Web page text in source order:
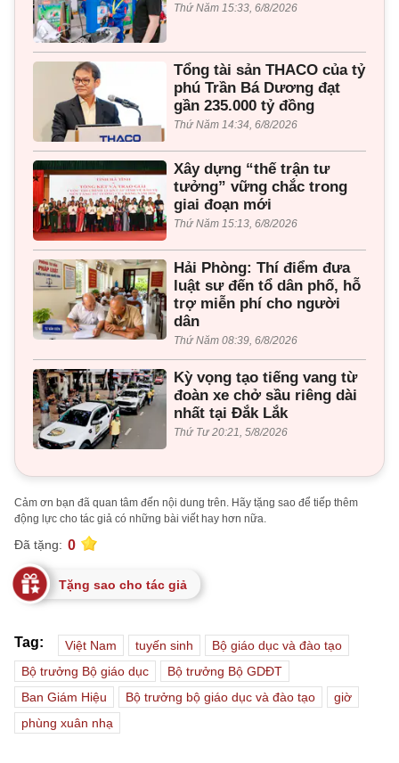
Thứ Năm 15:33, 6/8/2026
Tổng tài sản THACO của tỷ
phú Trần Bá Dương đạt
gần 235.000 tỷ đồng
Thứ Năm 14:34, 6/8/2026
Xây dựng “thế trận tư
tưởng” vững chắc trong
giai đoạn mới
Thứ Năm 15:13, 6/8/2026
Hải Phòng: Thí điểm đưa
luật sư đến tổ dân phố, hỗ
trợ miễn phí cho người
dân
Thứ Năm 08:39, 6/8/2026
Kỳ vọng tạo tiếng vang từ
đoàn xe chở sầu riêng dài
nhất tại Đắk Lắk
Thứ Tư 20:21, 5/8/2026
Cảm ơn bạn đã quan tâm đến nội dung trên. Hãy tặng sao để tiếp thêm
động lực cho tác giả có những bài viết hay hơn nữa.
Đã tặng: 0
Tặng sao cho tác giả
Tag: Việt Nam tuyến sinh
Bộ giáo dục và đào tạo
Bộ trưởng Bộ giáo dục
Bộ trưởng Bộ GDĐT
Ban Giám Hiệu
Bộ trưởng bộ giáo dục và đào tạo
giờ
phùng xuân nhạ